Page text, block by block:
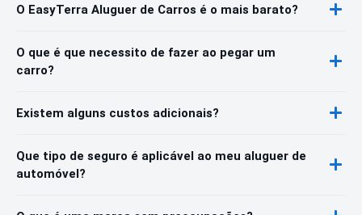
O EasyTerra Aluguer de Carros é o mais barato?
O que é que necessito de fazer ao pegar um
carro?
Existem alguns custos adicionais?
Que tipo de seguro é aplicável ao meu aluguer de
automóvel?